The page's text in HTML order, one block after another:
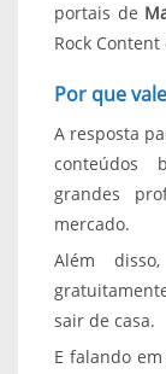
portais de
Rock
Por que
A resposta
conteúdos
grandes
mercado.
Além
sair de casa.
E falando